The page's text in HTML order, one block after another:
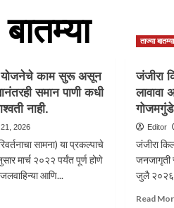
योजनेचे काम सुरू असून
समान पाणी कधी
नाही.
2026
सामना) या प्रकल्पाचे
मार्च २०२२ पर्यंत पूर्ण होणे
आणि...
ताज्या बातम्या
जंजीरा
गोजमगुंडे
Editor
जंजीरा
जनजागृती
जुलै २०२६)
Read